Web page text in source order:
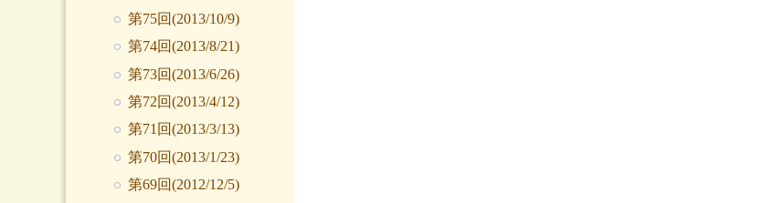
第75回(2013/10/9)
第74回(2013/8/21)
第73回(2013/6/26)
第72回(2013/4/12)
第71回(2013/3/13)
第70回(2013/1/23)
第69回(2012/12/5)